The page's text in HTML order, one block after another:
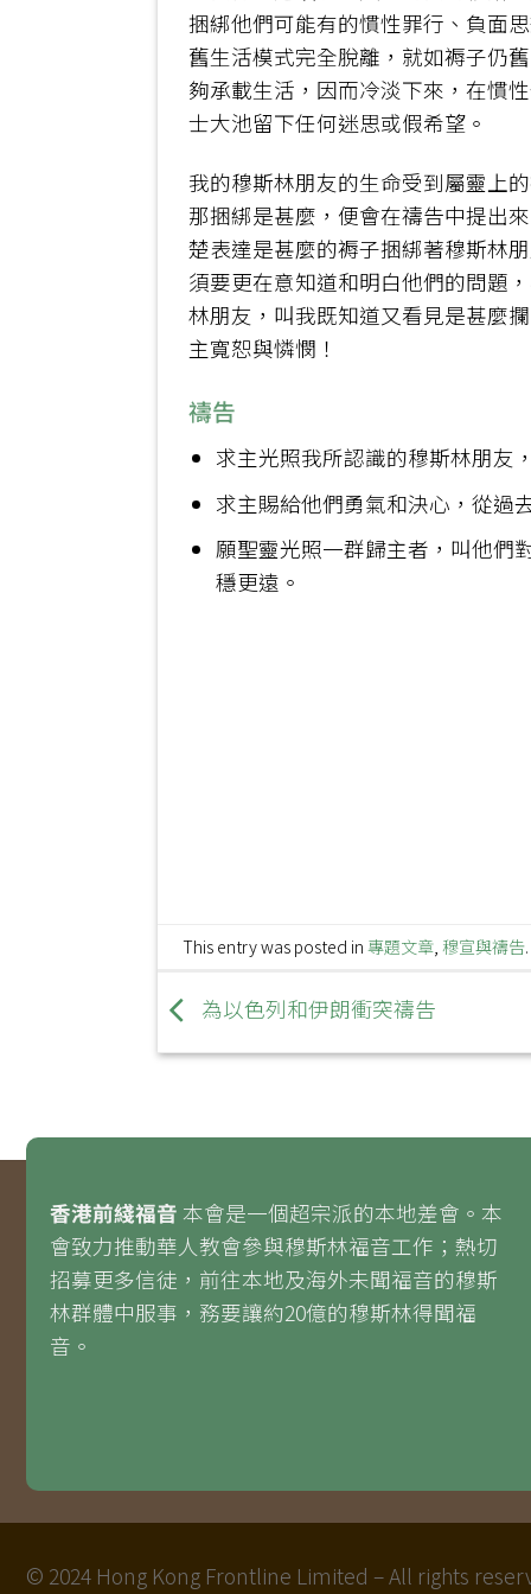
捆綁他們可能有的慣性罪行、負面
舊生活模式完全脫離，就如褥子仍
夠承載生活，因而冷淡下來，在慣
士大池留下任何迷思或假希望。
我的穆斯林朋友的生命受到屬靈上
那捆綁是甚麼，便會在禱告中提出
楚表達是甚麼的褥子捆綁著穆斯林
須要更在意知道和明白他們的問題
林朋友，叫我既知道又看見是甚麼
主寬恕與憐憫！
禱告
求主光照我所認識的穆斯林朋友
求主賜給他們勇氣和決心，從過
願聖靈光照一群歸主者，叫他們
穩更遠。
This entry was posted in 專題文章, 穆宣與禱告
為以色列和伊朗衝突禱告
香港前綫福音 本會是一個超宗派的本地差會。本
會致力推動華人教會參與穆斯林福音工作；熱切
招募更多信徒，前往本地及海外未聞福音的穆斯
林群體中服事，務要讓約20億的穆斯林得聞福
音。
© 2024 Hong Kong Frontline Limited – All rights